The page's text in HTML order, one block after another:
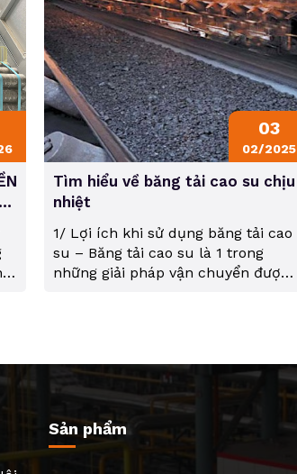
03
02/2025
Tìm hiểu về băng tải cao su chịu
nhiệt
1/ Lợi ích khi sử dụng băng tải cao
su – Băng tải cao su là 1 trong
những giải pháp vận chuyển được
loại băng tải khác...
Sản phẩm